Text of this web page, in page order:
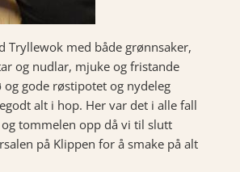
Tryllewok med både grønnsaker,
og nudlar, mjuke og fristande
og gode røstipotet og nydeleg
alt i hop. Her var det i alle fall
tommelen opp då vi til slutt
på Klippen for å smake på alt